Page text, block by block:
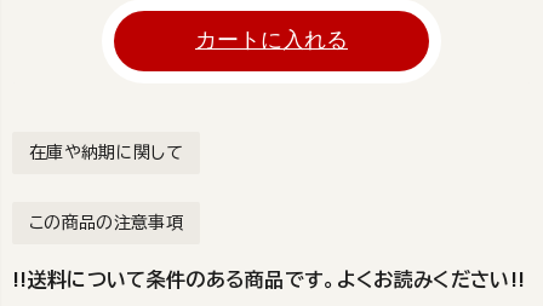
カートに入れる
在庫や納期に関して
この商品の注意事項
!!送料について条件のある商品です。よくお読みください!!